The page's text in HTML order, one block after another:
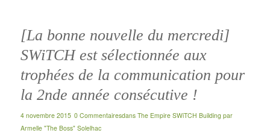
[La bonne nouvelle du mercredi]
SWiTCH est sélectionnée aux
trophées de la communication pour
la 2nde année consécutive !
4 novembre 2015 0 Commentairesdans The Empire SWiTCH Building par
Armelle "The Boss" Solelhac